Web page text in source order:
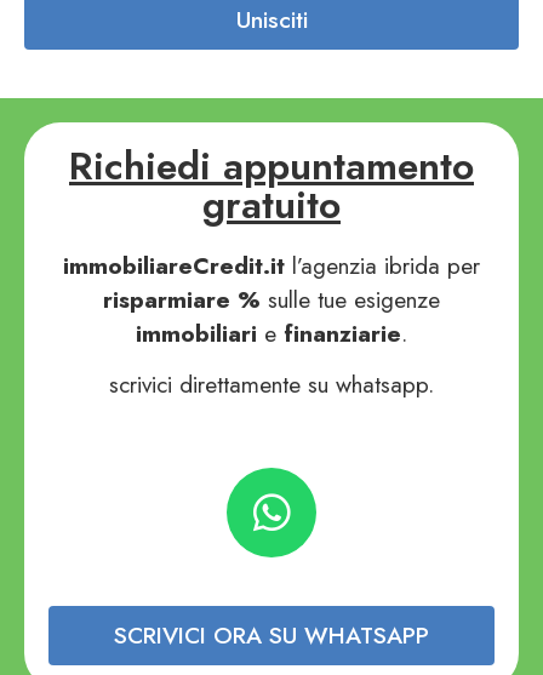
Unisciti
Richiedi appuntamento
gratuito
immobiliareCredit.it l’agenzia ibrida per
risparmiare % sulle tue esigenze
immobiliari e finanziarie.
scrivici direttamente su whatsapp.
SCRIVICI ORA SU WHATSAPP